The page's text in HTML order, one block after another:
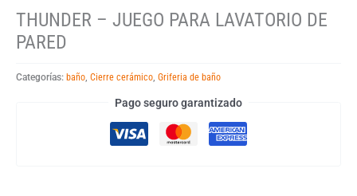
THUNDER – JUEGO PARA LAVATORIO DE
PARED
Categorías: baño, Cierre cerámico, Griferia de baño
Pago seguro garantizado